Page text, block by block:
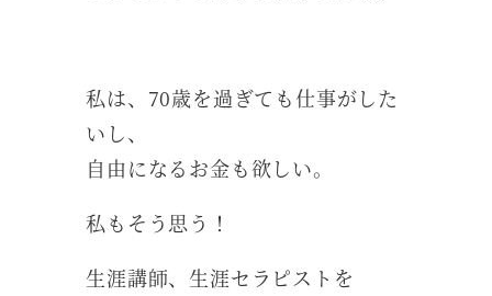
私は、70歳を過ぎても仕事がした
いし、
自由になるお金も欲しい。
私もそう思う！
生涯講師、生涯セラピストを